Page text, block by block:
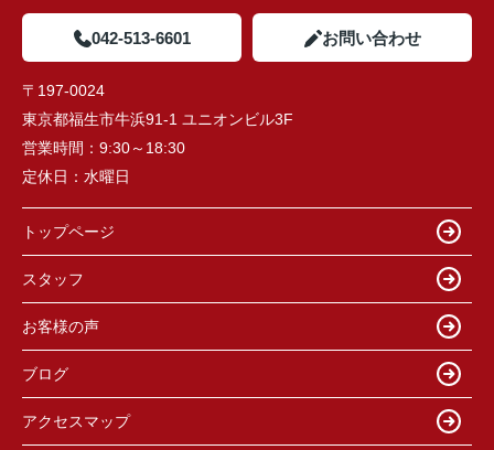
042-513-6601 お問い合わせ
〒197-0024
東京都福生市牛浜91-1 ユニオンビル3F
営業時間： 9:30～18:30
定休日： 水曜日
トップページ
スタッフ
お客様の声
ブログ
アクセスマップ